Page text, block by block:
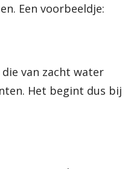
Een voorbeeldje:
van zacht water
Het begint dus bij